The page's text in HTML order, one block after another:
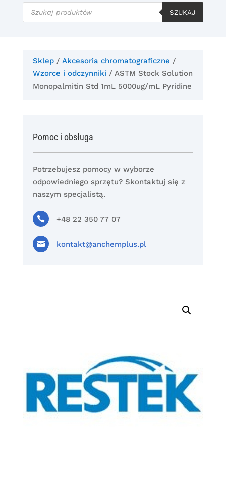
Wyszukiwarka
produktów
SZUKAJ
Sklep/ Akcesoria chromatograficzne /
Wzorce i odczynniki / ASTM Stock Solution
Monopalmitin Std 1mL 5000ug/mL Pyridine
Pomoc i obsługa
Potrzebujesz pomocy w wyborze
odpowiedniego sprzętu? Skontaktuj się z
naszym specjalistą.
 +48 22 350 77 07
 kontakt@anchemplus.pl